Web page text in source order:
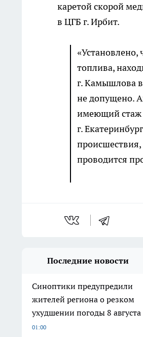
каретой скорой
в ЦГБ г. Ирбит.
«Установлено,
топлива,
г. Камышлова
не допущено.
имеющий стаж
г.
проводится
Последние новости
Синоптики предупредили
жителей региона о резком
ухудшении погоды 8 августа
01:00